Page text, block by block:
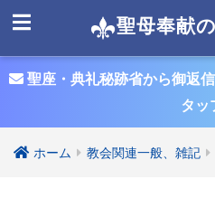
聖母奉献
聖座・典礼秘跡省から御返信
タッ
ホーム 教会関連一般、雑記